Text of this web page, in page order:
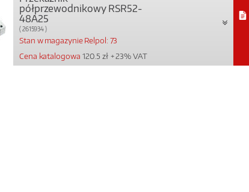
półprzewodnikowy RSR52-
48A25
( 2615934 )
Stan w magazynie Relpol: 73
Cena katalogowa 120.5 zł + 23% VAT